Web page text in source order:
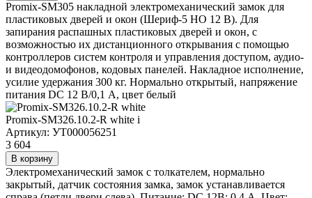
Promix-SM305 накладной электромеханический замок для
пластиковых дверей и окон (Шериф-5 НО 12 В). Для
запирания распашных пластиковых дверей и окон, с
возможностью их дистанционного открывания с помощью
контроллеров систем контроля и управления доступом, аудио-
и видеодомофонов, кодовых панелей. Накладное исполнение,
усилие удержания 300 кг. Нормально открытый, напряжение
питания DC 12 В/0,1 А, цвет белый
Promix-SM326.10.2-R white i
Артикул: УТ000056251
3 604
В корзину
Электромеханический замок с толкателем, нормально
закрытый, датчик состояния замка, замок устанавливается